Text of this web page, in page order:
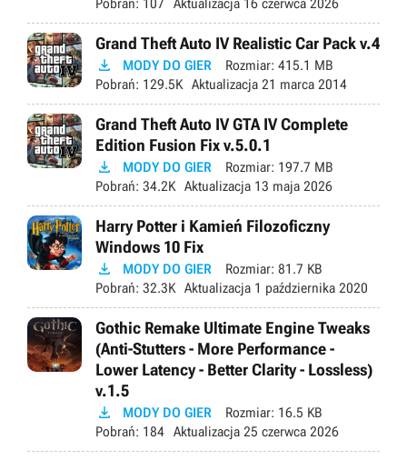
Pobrań: 107 Aktualizacja 16 czerwca 2026
Grand Theft Auto IV Realistic Car Pack v.4
 MODY DO GIER Rozmiar: 415.1 MB
Pobrań: 129.5K Aktualizacja 21 marca 2014
Grand Theft Auto IV GTA IV Complete
Edition Fusion Fix v.5.0.1
 MODY DO GIER Rozmiar: 197.7 MB
Pobrań: 34.2K Aktualizacja 13 maja 2026
Harry Potter i Kamień Filozoficzny
Windows 10 Fix
 MODY DO GIER Rozmiar: 81.7 KB
Pobrań: 32.3K Aktualizacja 1 października 2020
Gothic Remake Ultimate Engine Tweaks
(Anti-Stutters - More Performance -
Lower Latency - Better Clarity - Lossless)
v.1.5
 MODY DO GIER Rozmiar: 16.5 KB
Pobrań: 184 Aktualizacja 25 czerwca 2026